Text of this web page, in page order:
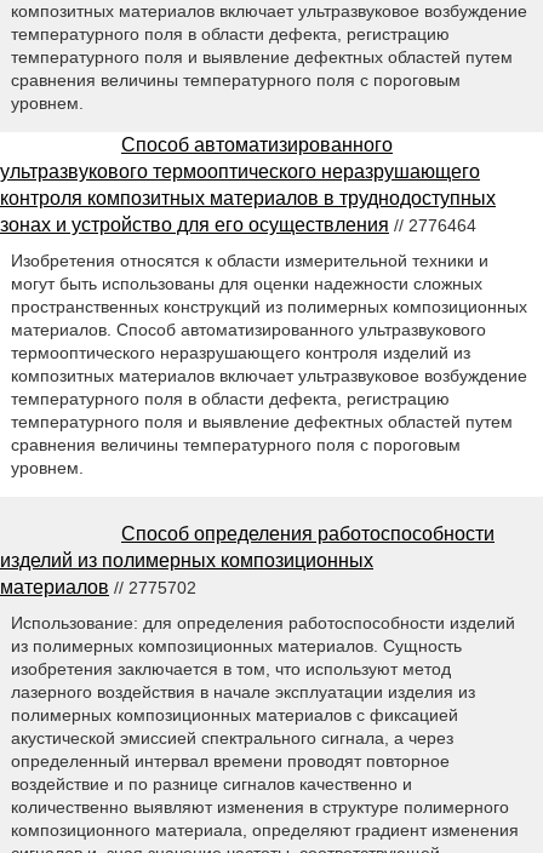
композитных материалов включает ультразвуковое возбуждение
температурного поля в области дефекта, регистрацию
температурного поля и выявление дефектных областей путем
сравнения величины температурного поля с пороговым
уровнем.
Способ автоматизированного
ультразвукового термооптического неразрушающего
контроля композитных материалов в труднодоступных
зонах и устройство для его осуществления // 2776464
Изобретения относятся к области измерительной техники и
могут быть использованы для оценки надежности сложных
пространственных конструкций из полимерных композиционных
материалов. Способ автоматизированного ультразвукового
термооптического неразрушающего контроля изделий из
композитных материалов включает ультразвуковое возбуждение
температурного поля в области дефекта, регистрацию
температурного поля и выявление дефектных областей путем
сравнения величины температурного поля с пороговым
уровнем.
Способ определения работоспособности
изделий из полимерных композиционных
материалов // 2775702
Использование: для определения работоспособности изделий
из полимерных композиционных материалов. Сущность
изобретения заключается в том, что используют метод
лазерного воздействия в начале эксплуатации изделия из
полимерных композиционных материалов с фиксацией
акустической эмиссией спектрального сигнала, а через
определенный интервал времени проводят повторное
воздействие и по разнице сигналов качественно и
количественно выявляют изменения в структуре полимерного
композиционного материала, определяют градиент изменения